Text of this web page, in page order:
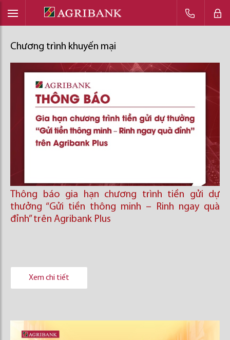
Chương trình khuyến mại
Thông báo gia hạn chương trình tiền gửi dự
thưởng “Gửi tiền thông minh – Rinh ngay quà
đỉnh” trên Agribank Plus
Xem chi tiết